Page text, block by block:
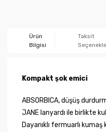
Ürün
Bilgisi
Taksit
Kompakt şok emici
ABSORBICA, düşüş
JANE lanyardı ile birlikte
Dayanıklı fermuarlı kumaş